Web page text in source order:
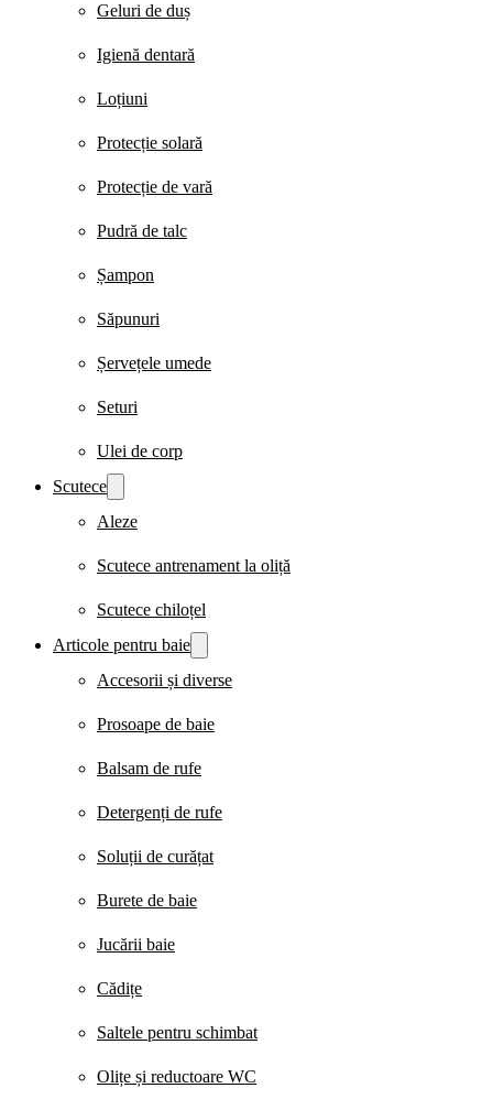
Geluri de duș
Igienă dentară
Loțiuni
Protecție solară
Protecție de vară
Pudră de talc
Șampon
Săpunuri
Șervețele umede
Seturi
Ulei de corp
Scutece
Aleze
Scutece antrenament la oliță
Scutece chiloțel
Articole pentru baie
Accesorii și diverse
Prosoape de baie
Balsam de rufe
Detergenți de rufe
Soluții de curățat
Burete de baie
Jucării baie
Cădițe
Saltele pentru schimbat
Olițe și reductoare WC